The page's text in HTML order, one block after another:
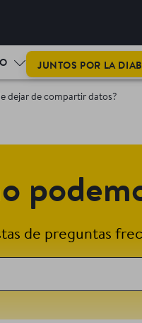
JUNTOS POR LA
dejar de compartir datos?
de preguntas